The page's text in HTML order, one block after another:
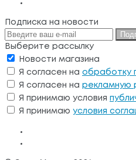
Подписка на новости
Выберите рассылку
Новости магазина
Я согласен на обработку
Я согласен на рекламную
Я принимаю условия
Я принимаю условия